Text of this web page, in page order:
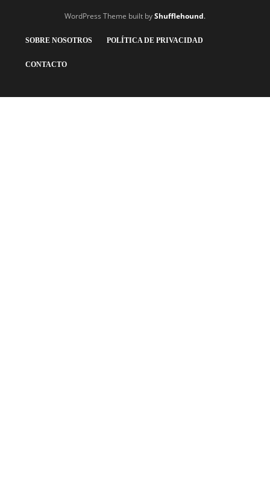
WordPress Theme built byShufflehound.
SOBRE NOSOTROS POLÍTICA DE PRIVACIDAD
CONTACTO